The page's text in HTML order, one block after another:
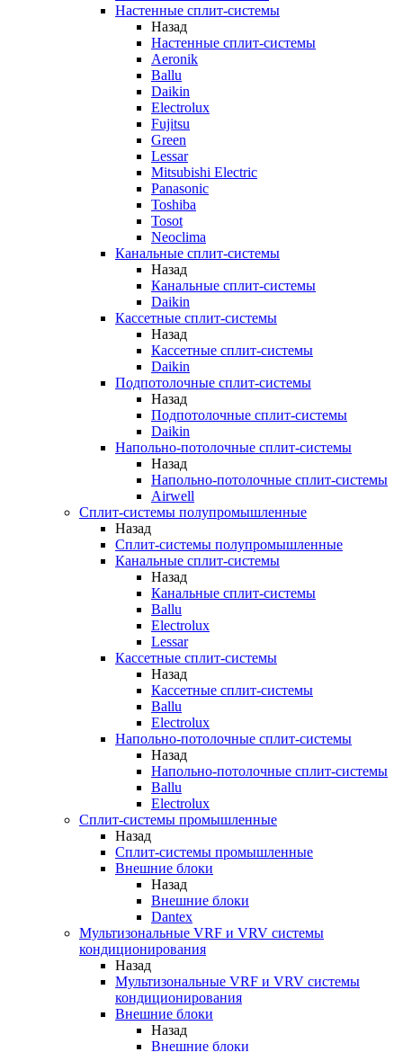
Настенные сплит-системы
Назад
Настенные сплит-системы
Aeronik
Ballu
Daikin
Electrolux
Fujitsu
Green
Lessar
Mitsubishi Electric
Panasonic
Toshiba
Tosot
Neoclima
Канальные сплит-системы
Назад
Канальные сплит-системы
Daikin
Кассетные сплит-системы
Назад
Кассетные сплит-системы
Daikin
Подпотолочные сплит-системы
Назад
Подпотолочные сплит-системы
Daikin
Напольно-потолочные сплит-системы
Назад
Напольно-потолочные сплит-системы
Airwell
Сплит-системы полупромышленные
Назад
Сплит-системы полупромышленные
Канальные сплит-системы
Назад
Канальные сплит-системы
Ballu
Electrolux
Lessar
Кассетные сплит-системы
Назад
Кассетные сплит-системы
Ballu
Electrolux
Напольно-потолочные сплит-системы
Назад
Напольно-потолочные сплит-системы
Ballu
Electrolux
Сплит-системы промышленные
Назад
Сплит-системы промышленные
Внешние блоки
Назад
Внешние блоки
Dantex
Мультизональные VRF и VRV системы
кондиционирования
Назад
Мультизональные VRF и VRV системы
кондиционирования
Внешние блоки
Назад
Внешние блоки